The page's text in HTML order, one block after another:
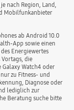
nach Region, Land,
Mobilfunkanbieter
ab Android 10.0
App sowie einen
Energiewertes
die
Galaxy Watch4 oder
zu Fitness- und
Diagnose oder
lediglich zur
Beratung suche bitte